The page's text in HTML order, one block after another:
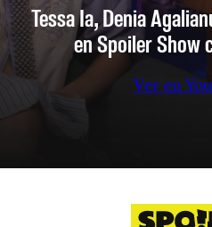
Tessa Ia, Denia
en Spoiler Show
Ver en